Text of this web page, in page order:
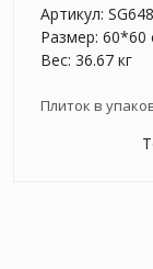
Артикул:
Размер: 60*60
Вес: 36.67 кг
Плиток в